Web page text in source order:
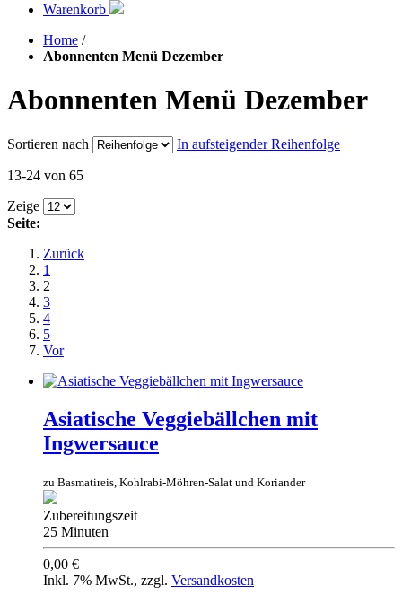
Warenkorb
Home /
Abonnenten Menü Dezember
Abonnenten Menü Dezember
Sortieren nach In aufsteigender Reihenfolge
13-24 von 65
Zeige
Seite:
Zurück
1
2
3
4
5
Vor
Asiatische Veggiebällchen mit
Ingwersauce
zu Basmatireis, Kohlrabi-Möhren-Salat und Koriander
Zubereitungszeit
25 Minuten
0,00 €
Inkl. 7% MwSt., zzgl. Versandkosten